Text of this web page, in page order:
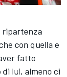
ripartenza
con quella e
fatto
lui, almeno ci